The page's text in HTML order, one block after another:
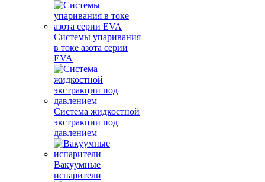
Системы упаривания
в токе азота серии
EVA
Система жидкостной
экстракции под
давлением
Вакуумные
испарители